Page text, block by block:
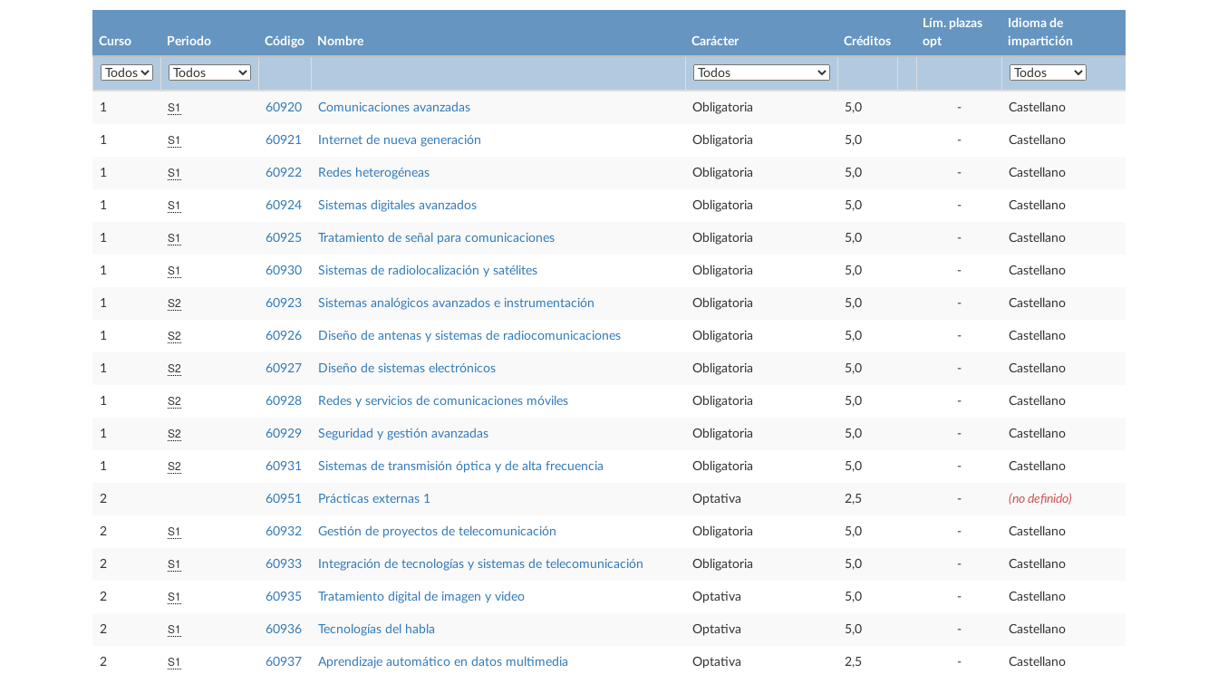
Curso Periodo Código Nombre Carácter Créditos
Lím. plazas
opt
Idioma de
impartición
1 S1 60920 Comunicaciones avanzadas Obligatoria 5,0 - Castellano
1 S1 60921 Internet de nueva generación Obligatoria 5,0 - Castellano
1 S1 60922 Redes heterogéneas Obligatoria 5,0 - Castellano
1 S1 60924 Sistemas digitales avanzados Obligatoria 5,0 - Castellano
1 S1 60925 Tratamiento de señal para comunicaciones Obligatoria 5,0 - Castellano
1 S1 60930 Sistemas de radiolocalización y satélites Obligatoria 5,0 - Castellano
1 S2 60923 Sistemas analógicos avanzados e instrumentación Obligatoria 5,0 - Castellano
1 S2 60926 Diseño de antenas y sistemas de radiocomunicaciones Obligatoria 5,0 - Castellano
1 S2 60927 Diseño de sistemas electrónicos Obligatoria 5,0 - Castellano
1 S2 60928 Redes y servicios de comunicaciones móviles Obligatoria 5,0 - Castellano
1 S2 60929 Seguridad y gestión avanzadas Obligatoria 5,0 - Castellano
1 S2 60931 Sistemas de transmisión óptica y de alta frecuencia Obligatoria 5,0 - Castellano
2 60951 Prácticas externas 1 Optativa 2,5 - (no definido)
2 S1 60932 Gestión de proyectos de telecomunicación Obligatoria 5,0 - Castellano
2 S1 60933 Integración de tecnologías y sistemas de telecomunicación Obligatoria 5,0 - Castellano
2 S1 60935 Tratamiento digital de imagen y video Optativa 5,0 - Castellano
2 S1 60936 Tecnologías del habla Optativa 5,0 - Castellano
2 S1 60937 Aprendizaje automático en datos multimedia Optativa 2,5 - Castellano